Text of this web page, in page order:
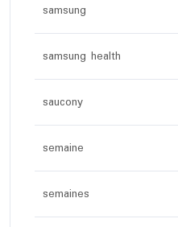
samsung
samsung health
saucony
semaine
semaines